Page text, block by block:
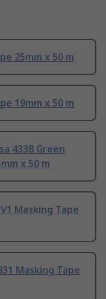
25mm x 50 m
19mm x 50 m
4338 Green
x 50 m
Masking Tape
Masking Tape